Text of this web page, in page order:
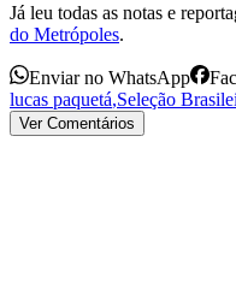
Já leu todas as notas e
do Metrópoles.
Enviar no WhatsApp
lucas paquetá,Seleção
Ver Comentários